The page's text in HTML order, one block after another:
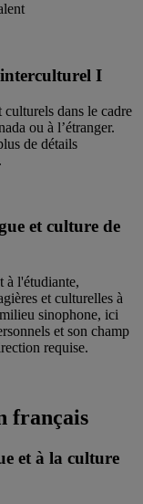
I
dans le cadre
ou à l’étranger.
de détails
et culture de
à l'étudiante,
et culturelles à
sinophone, ici
et son champ
requise.
français
et à la culture